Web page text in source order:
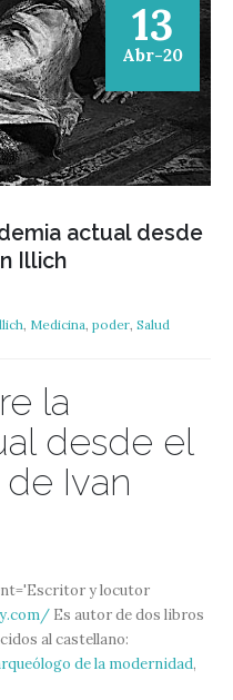
13
Abr-20
actual desde
Illich
Medicina poder Salud
la
desde el
Ivan
y locutor
Es autor de dos libros
al castellano:
de la modernidad,